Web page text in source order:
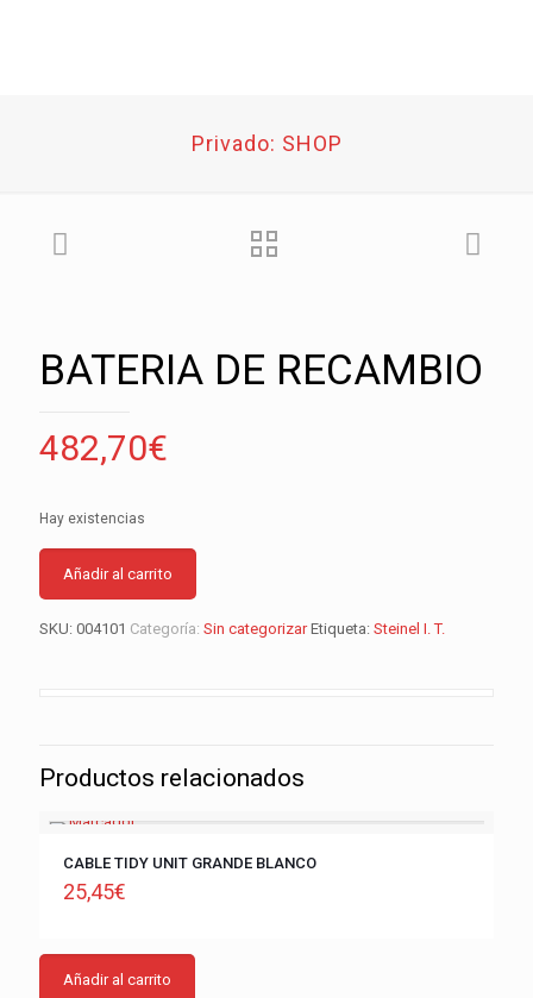
Privado: SHOP
BATERIA DE RECAMBIO
482,70€
Hay existencias
Añadir al carrito
SKU: 004101 Categoría: Sin categorizar Etiqueta: Steinel I. T.
Productos relacionados
CABLE TIDY UNIT GRANDE BLANCO
25,45€
Añadir al carrito